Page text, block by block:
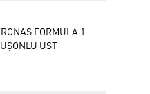
FORMULA 1
ÜST